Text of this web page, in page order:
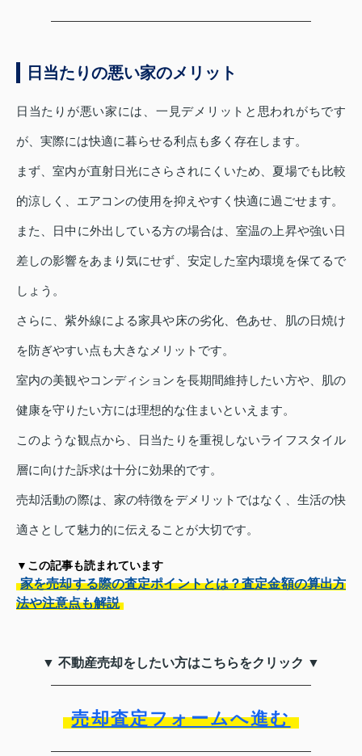
日当たりの悪い家のメリット
日当たりが悪い家には、一見デメリットと思われがちです
が、実際には快適に暮らせる利点も多く存在します。
まず、室内が直射日光にさらされにくいため、夏場でも比較
的涼しく、エアコンの使用を抑えやすく快適に過ごせます。
また、日中に外出している方の場合は、室温の上昇や強い日
差しの影響をあまり気にせず、安定した室内環境を保てるで
しょう。
さらに、紫外線による家具や床の劣化、色あせ、肌の日焼け
を防ぎやすい点も大きなメリットです。
室内の美観やコンディションを長期間維持したい方や、肌の
健康を守りたい方には理想的な住まいといえます。
このような観点から、日当たりを重視しないライフスタイル
層に向けた訴求は十分に効果的です。
売却活動の際は、家の特徴をデメリットではなく、生活の快
適さとして魅力的に伝えることが大切です。
▼この記事も読まれています
家を売却する際の査定ポイントとは？査定金額の算出方
法や注意点も解説
▼ 不動産売却をしたい方はこちらをクリック ▼
売却査定フォームへ進む